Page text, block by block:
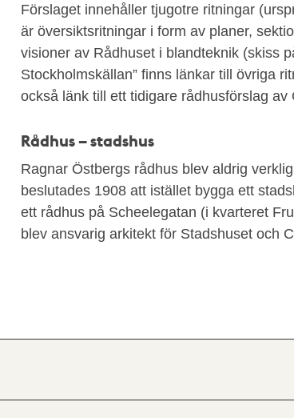
Förslaget innehåller tjugotre ritningar
är översiktsritningar i form av planer,
visioner av Rådhuset i blandteknik (skiss
Stockholmskällan” finns länkar till övriga
också länk till ett tidigare rådhusförslag av
Rådhus – stadshus
Ragnar Östbergs rådhus blev aldrig
beslutades 1908 att istället bygga ett
ett rådhus på Scheelegatan (i kvarteret
blev ansvarig arkitekt för Stadshuset och